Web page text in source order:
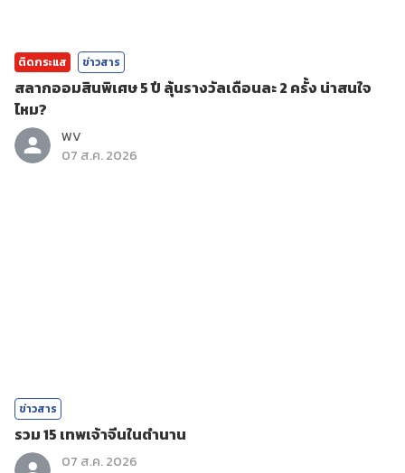
ติดกระแส ข่าวสาร
สลากออมสินพิเศษ 5 ปี ลุ้นรางวัลเดือนละ 2 ครั้ง น่าสนใจ
ไหม?
WV
07 ส.ค. 2026
ข่าวสาร
รวม 15 เทพเจ้าจีนในตำนาน
07 ส.ค. 2026